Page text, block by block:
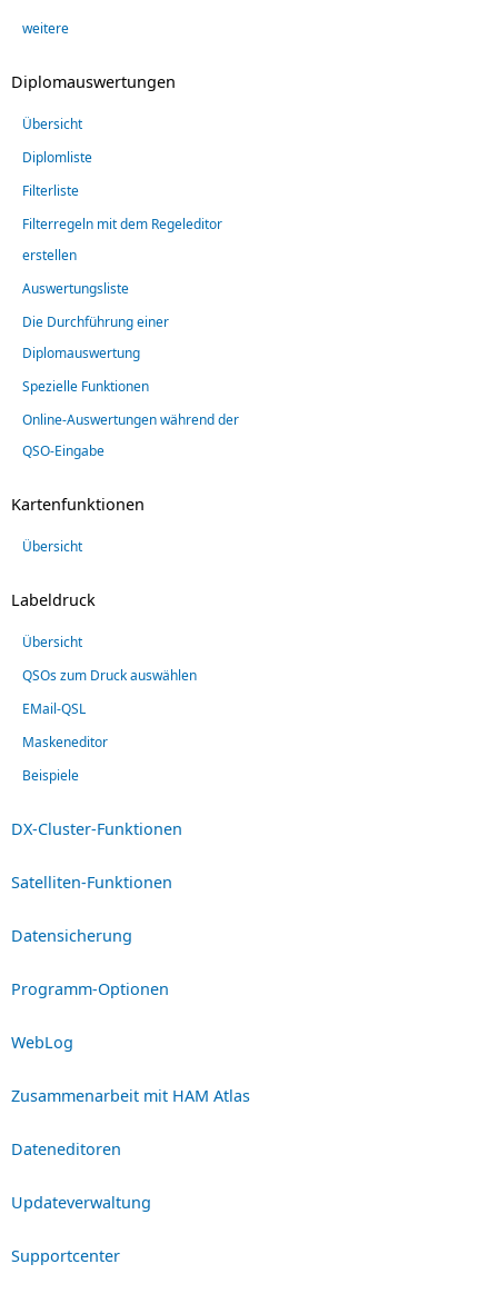
weitere
Diplomauswertungen
Übersicht
Diplomliste
Filterliste
Filterregeln mit dem Regeleditor
erstellen
Auswertungsliste
Die Durchführung einer
Diplomauswertung
Spezielle Funktionen
Online-Auswertungen während der
QSO-Eingabe
Kartenfunktionen
Übersicht
Labeldruck
Übersicht
QSOs zum Druck auswählen
EMail-QSL
Maskeneditor
Beispiele
DX-Cluster-Funktionen
Satelliten-Funktionen
Datensicherung
Programm-Optionen
WebLog
Zusammenarbeit mit HAM Atlas
Dateneditoren
Updateverwaltung
Supportcenter